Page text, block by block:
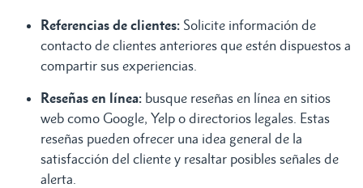
Referencias de clientes: Solicite información de
contacto de clientes anteriores que estén dispuestos a
compartir sus experiencias.
Reseñas en línea: busque reseñas en línea en sitios
web como Google, Yelp o directorios legales. Estas
reseñas pueden ofrecer una idea general de la
satisfacción del cliente y resaltar posibles señales de
alerta.